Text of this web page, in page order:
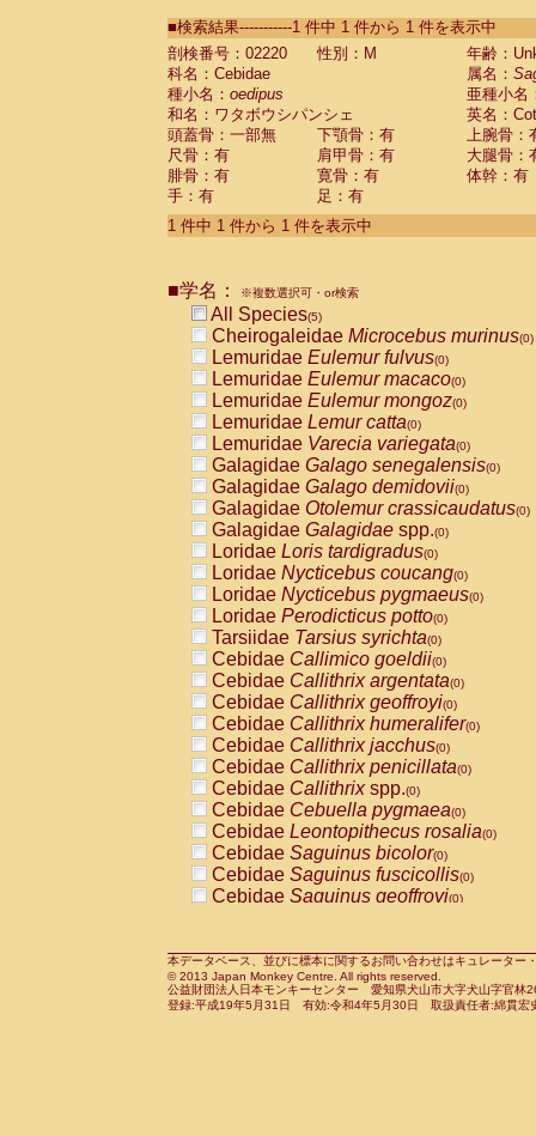
CebidaeSaguinus labiatus(0)
Cebidae Saguinus leucopus (0)
Cebidae
Cebidae
CebidaeSaguinus nigricollis (1)
Cebidae Saguinus oedipus
Cebidae Saguinus weddelli
Cebidae Saguinusspp.
Cebidae Aotus trivirgatus
Cebidae Cebus albifrons
CebidaeCebus nigrivittatus
CebidaeCebus
CebidaeSaimiri boliviensis(0)
CebidaeSaimiri sciureus(0)
AtelidaeAlouatta caraya(0)
AtelidaeAlouatta fusca(0)
AtelidaeAlouatta seniculus
AtelidaeAlouattaspp.(0)
AtelidaeAteles belzebuth(0)
AtelidaeAteles geoffroyi(0)
AtelidaeAteles paniscus(0)
AtelidaeAtelesspp.(0)
Atelidae Lagothrix lagothricha
AtelidaeLagothrix lagothricha cana
PitheciidaeCacajao calvus
PitheciidaeCallicebus cupreus
PitheciidaeCallicebus donacophilus
PitheciidaeCallicebus moloch
PitheciidaeCallicebus torquatus
PitheciidaeCallicebusspp.(0)
PitheciidaeChiropotes satanas(0)
PitheciidaePithecia monachus
PitheciidaePithecia pithecia(0)
CercopithecidaeCercocebus agilis
CercopithecidaeCercocebus
CercopithecidaeCercocebus
CercopithecidaeCercocebus
CercopithecidaeCercocebus
CercopithecidaeCercocebushybrid
CercopithecidaePapio anubis(0)
CercopithecidaePapio cynocephalus
CercopithecidaePapio hamadryas(0)
■検索結果-----------1 件中 1 件から 1 件を表示中
剖検番号：02220
性別：M
年齢：
科名：Cebidae
属名：
種小名： oedipus
亜種小名
和名：ワタボウシパンシェ
英名：
頭蓋骨：一部無
下顎骨：有
上腕骨：
尺骨：有
肩甲骨：有
大腿骨：
腓骨：有
寛骨：有
体幹：有
手：有
足：有
1 件中 1 件から 1 件を表示中
■学名： ※複数選択可・or検索
All Species(5)
Cheirogaleidae Microcebus murinus(0)
Lemuridae Eulemur fulvus(0)
Lemuridae Eulemur macaco(0)
Lemuridae Eulemur mongoz(0)
Lemuridae Lemur catta(0)
Lemuridae Varecia variegata(0)
Galagidae Galago senegalensis(0)
Galagidae Galago demidovii(0)
Galagidae Otolemur crassicaudatus(0)
Galagidae Galagidae spp.(0)
Loridae Loris tardigradus(0)
Loridae Nycticebus coucang(0)
Loridae Nycticebus pygmaeus(0)
Loridae Perodicticus potto(0)
Tarsiidae Tarsius syrichta(0)
Cebidae Callimico goeldii(0)
Cebidae Callithrix argentata(0)
Cebidae Callithrix geoffroyi(0)
Cebidae Callithrix humeralifer(0)
Cebidae Callithrix jacchus(0)
Cebidae Callithrix penicillata(0)
Cebidae Callithrixspp.(0)
Cebidae Cebuella pygmaea(0)
Cebidae Leontopithecus rosalia(0)
Cebidae Saguinus bicolor(0)
Cebidae Saguinus fuscicollis(0)
Cebidae Saguinus geoffroyi(0)
CebidaeSaguinus leucopus(0)
CebidaeSaguinus midas(0)
Cebidae Saguinus mystax(0)
本データベース、並びに標本に関するお問い合わせはキュレータ
© 2013 Japan Monkey Centre. All rights reserved.
公益財団法人日本モンキーセンター 愛知県犬山市大字犬山字官
登録:平成19年5月31日 有効:令和4年5月30日 取扱責任者:綿貫宏